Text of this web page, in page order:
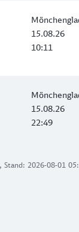
Stand: 2026-08-01
15.08.26
10:11
15.08.26
22:49